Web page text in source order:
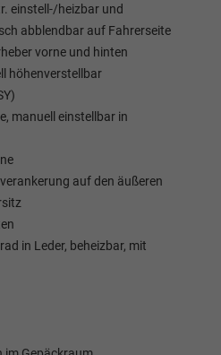
einstell-/heizbar und
abblendbar auf Fahrerseite
vorne und hinten
höhenverstellbar
manuell einstellbar in
auf den äußeren
in Leder, beheizbar, mit